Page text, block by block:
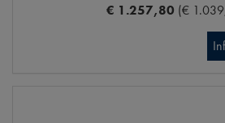
€ 1.257,80 (€